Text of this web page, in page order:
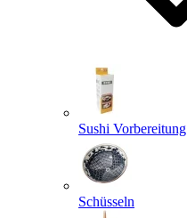
Sushi Vorbereitung
Schüsseln